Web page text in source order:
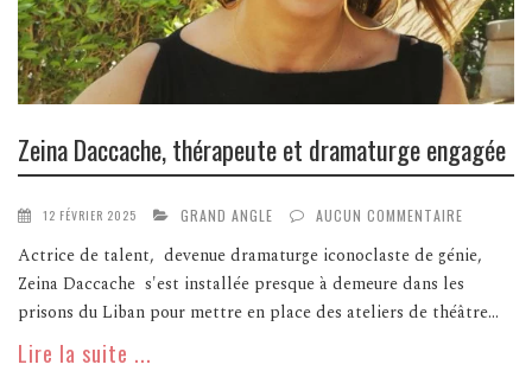
Zeina Daccache, thérapeute et dramaturge engagée
12 FÉVRIER 2025 GRAND ANGLE AUCUN COMMENTAIRE
Actrice de talent, devenue dramaturge iconoclaste de génie,
Zeina Daccache s'est installée presque à demeure dans les
prisons du Liban pour mettre en place des ateliers de théâtre...
Lire la suite ...